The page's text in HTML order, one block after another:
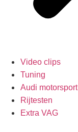
Video clips
Tuning
Audi motorsport
Rijtesten
Extra VAG